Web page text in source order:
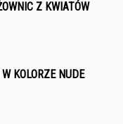
Z KWIATÓW
KOLORZE NUDE